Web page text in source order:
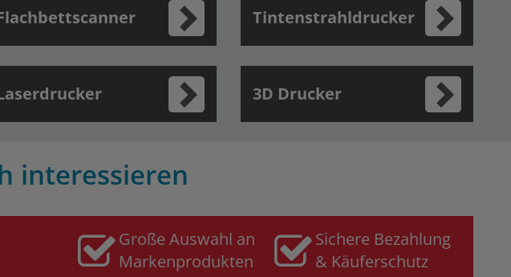
Tintenstrahldrucker
3D Drucker
interessieren
Große Auswahl an
Markenprodukten
Sichere Bezahlung
& Käuferschutz